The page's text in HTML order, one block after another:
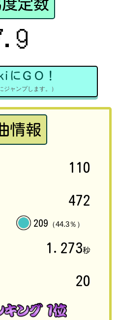
定数
にＧＯ！
ジャンプします。）
情報
110
472
209 （44.3％）
1.273秒
20